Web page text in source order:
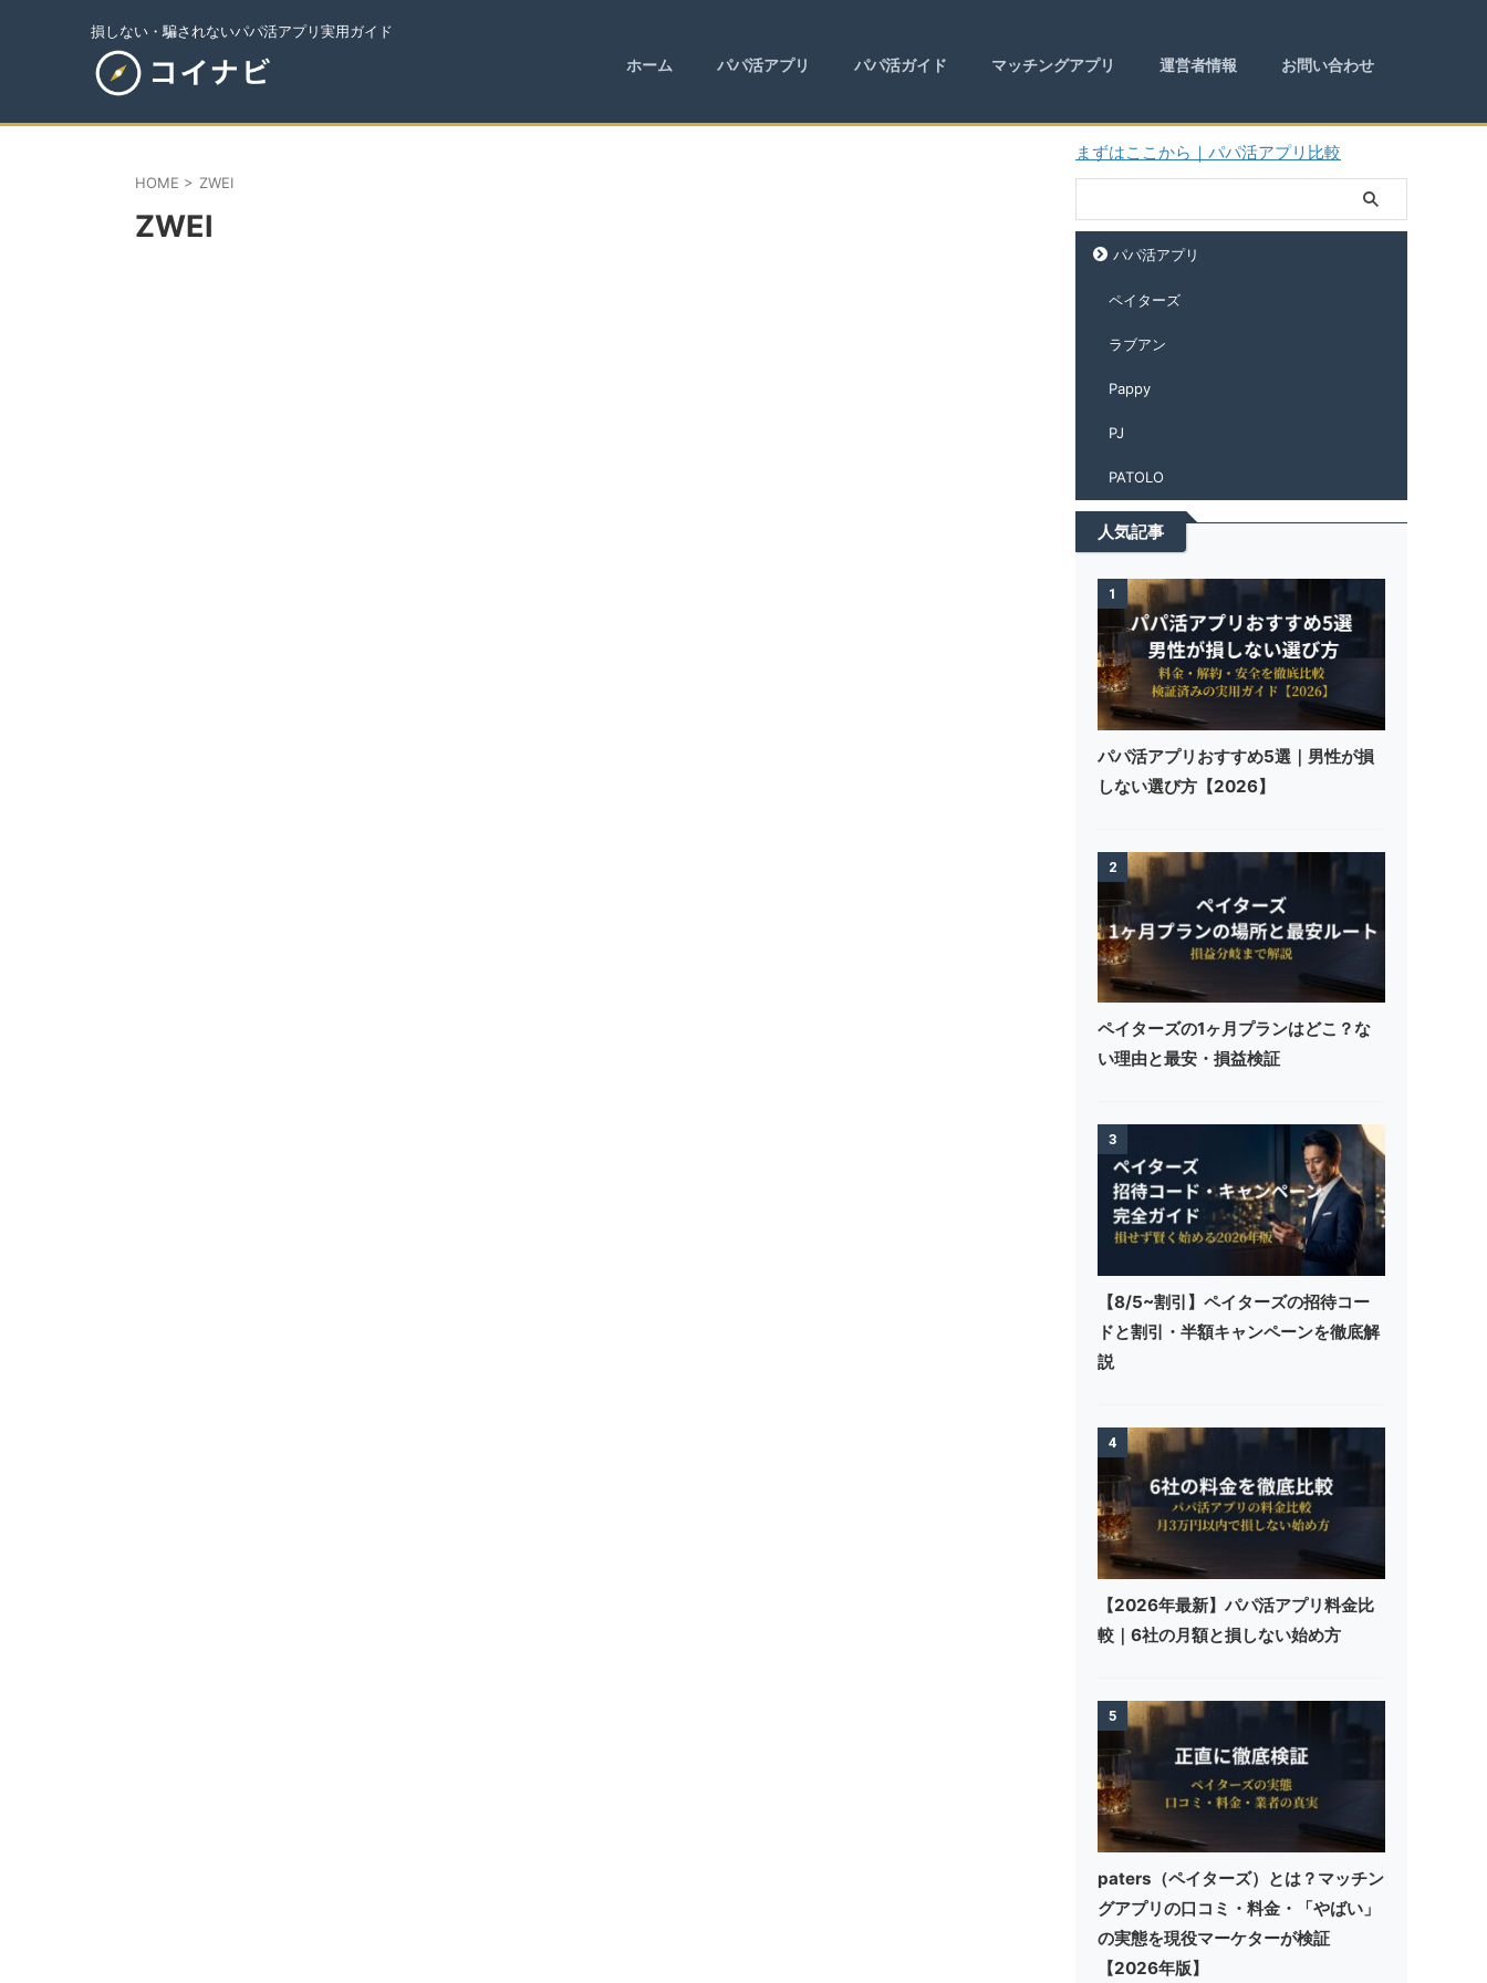
損しない・騙されないパパ活アプリ実用ガイド
ホーム パパ活アプリ パパ活ガイド マッチングアプリ 運営者情報 お問い合わせ
HOME > ZWEI
ZWEI
まずはここから｜パパ活アプリ比較
パパ活アプリ
ペイターズ
ラブアン
Pappy
PJ
PATOLO
人気記事
1
パパ活アプリおすすめ5選｜男性が損
しない選び方【2026】
2
ペイターズの1ヶ月プランはどこ？な
い理由と最安・損益検証
3
【8/5~割引】ペイターズの招待コー
ドと割引・半額キャンペーンを徹底解
説
4
【2026年最新】パパ活アプリ料金比
較｜6社の月額と損しない始め方
5
paters（ペイターズ）とは？マッチン
グアプリの口コミ・料金・「やばい」
の実態を現役マーケターが検証
【2026年版】